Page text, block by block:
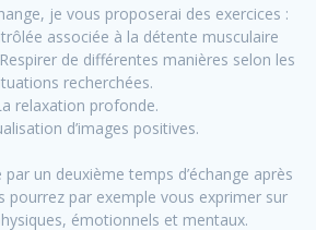
je vous proposerai des exercices :
associée à la détente musculaire
de différentes manières selon les
recherchées.
relaxation profonde.
d’images positives.
un deuxième temps d’échange après
pourrez par exemple vous exprimer sur
émotionnels et mentaux.